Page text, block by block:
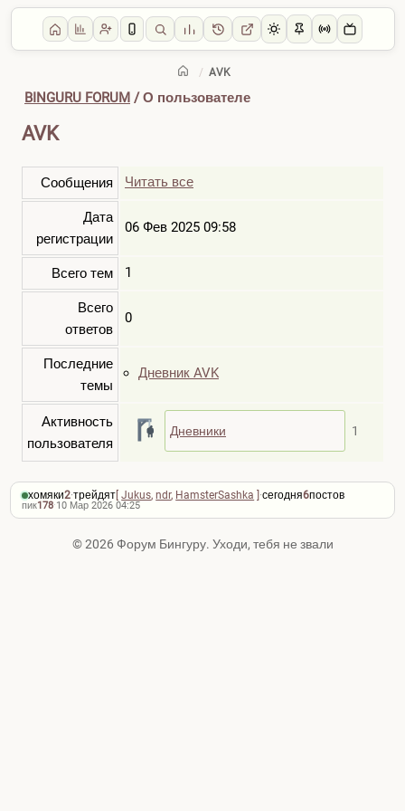
/ AVK
BINGURU FORUM / О пользователе
AVK
Сообщения Читать все
Дата
регистрации
06 Фев 2025 09:58
Всего тем 1
Всего
ответов
0
Последние
темы
Дневник AVK
Активность
пользователя
Дневники 1
хомяки2·трейдят [Jukus,ndr, HamsterSashka ·сегодня6постов
пик178·10 Мар 2026 04:25
© 2026 Форум Бингуру. Уходи, тебя не звали